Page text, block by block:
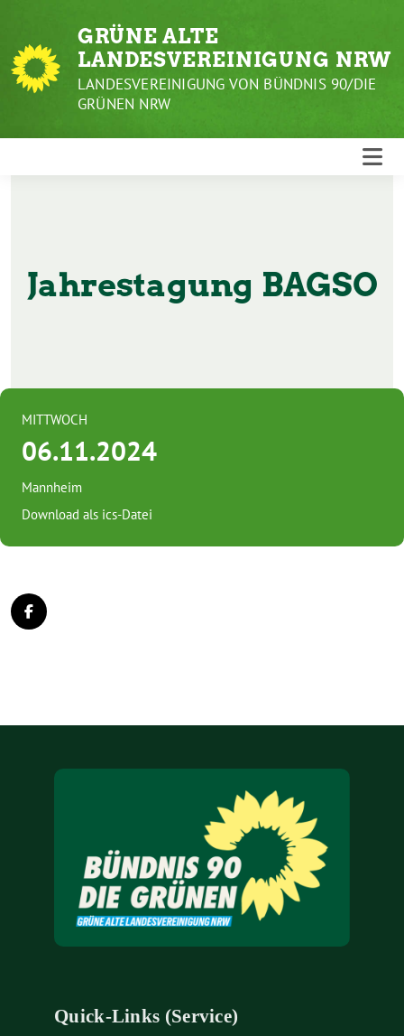
Inhalt
GRÜNE ALTE
LANDESVEREINIGUNG NRW
LANDESVEREINIGUNG VON BÜNDNIS 90/DIE
GRÜNEN NRW
Jahrestagung BAGSO
MITTWOCH
06.11.2024
Mannheim
Download als ics-Datei
Quick-Links (Service)